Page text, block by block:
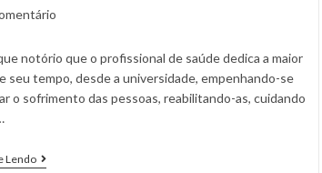
notório que o profissional de saúde dedica a maior
seu tempo, desde a universidade, empenhando-se
o sofrimento das pessoas, reabilitando-as, cuidando
Lendo